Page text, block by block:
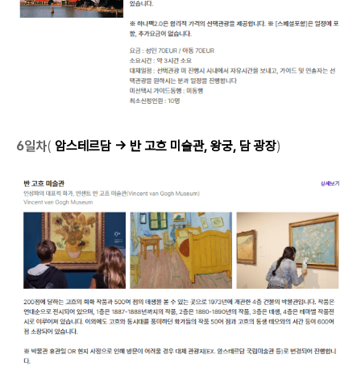
6일차( 암스테르담 → 반 고흐 미술관, 왕궁, 담 광장)